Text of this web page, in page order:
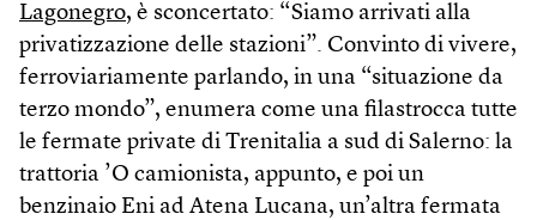
Lagonegro, è sconcertato: “Siamo arrivati alla
privatizzazione delle stazioni”. Convinto di vivere,
ferroviariamente parlando, in una “situazione da
terzo mondo”, enumera come una filastrocca tutte
le fermate private di Trenitalia a sud di Salerno: la
trattoria ’O camionista, appunto, e poi un
benzinaio Eni ad Atena Lucana, un’altra fermata